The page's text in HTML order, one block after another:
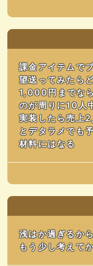
課金アイテムで
望送ってみたら
1,000円までな
のが周りに10人
実装したら売上
とデタラメでも
材料にはなる
浅はか過ぎるか
もう少し考えて